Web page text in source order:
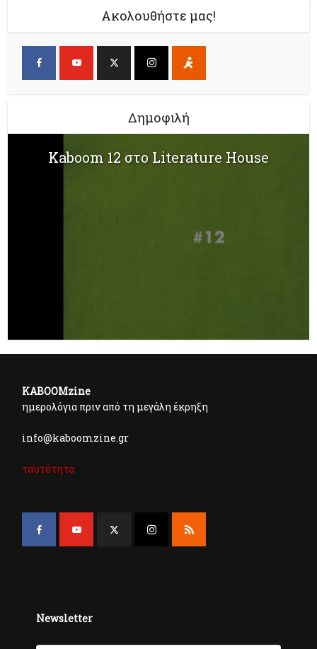
Ακολουθήστε μας!
Δημοφιλή
Kaboom 12 στο Literature House
KABOOMzine
ημερολόγια πριν από τη μεγάλη έκρηξη
info@kaboomzine.gr
ταυτότητα
Newsletter